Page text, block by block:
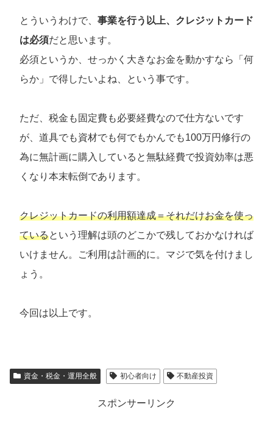
とういうわけで、 事業を行う以上、クレジットカード
は必須だと思います。
必須というか、せっかく大きなお金を動かすなら「何
らか」で得したいよね、という事です。
ただ、税金も固定費も必要経費なので仕方ないです
が、道具でも資材でも何でもかんでも100万円修行の
為に無計画に購入していると無駄経費で投資効率は悪
くなり本末転倒であります。
クレジットカードの利用額達成＝それだけお金を使っ
ているという理解は頭のどこかで残しておかなければ
いけません。ご利用は計画的に。マジで気を付けまし
ょう。
今回は以上です。
資金・税金・運用全般 初心者向け 不動産投資
スポンサーリンク